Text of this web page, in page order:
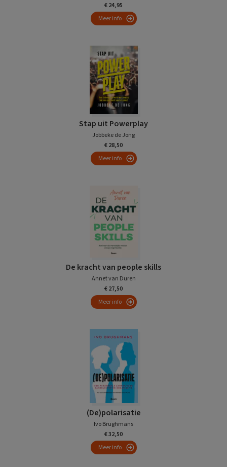
€ 24,95
Meer info
Stap uit Powerplay
Jobbeke de Jong
€ 28,50
Meer info
De kracht van people skills
Annet van Duren
€ 27,50
Meer info
(De)polarisatie
Ivo Brughmans
€ 32,50
Meer info